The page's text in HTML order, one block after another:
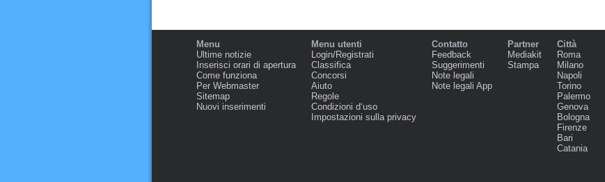
Menu
Ultime notizie
Inserisci orari di apertura
Come funziona
Per Webmaster
Sitemap
Nuovi inserimenti
Menu utenti
Login/Registrati
Classifica
Concorsi
Aiuto
Regole
Condizioni d‘uso
Impostazioni sulla privacy
Contatto
Feedback
Suggerimenti
Note legali
Note legali App
Partner
Mediakit
Stampa
Città
Roma
Milano
Napoli
Torino
Palermo
Genova
Bologna
Firenze
Bari
Catania